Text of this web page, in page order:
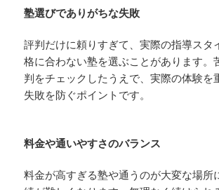
塾選びでありがちな失敗
評判だけに頼りすぎて、実際の指導スタ
格に合わない塾を選ぶことがあります。
判をチェックしたうえで、実際の体験を
失敗を防ぐポイントです。
料金や通いやすさのバランス
料金が高すぎる塾や通うのが大変な場所